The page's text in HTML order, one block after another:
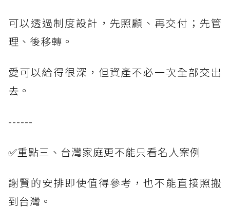
可以透過制度設計，先照顧、再交付；先管
理、後移轉。
愛可以給得很深，但資產不必一次全部交出
去。
------
✅重點三、台灣家庭更不能只看名人案例
謝賢的安排即使值得參考，也不能直接照搬
到台灣。